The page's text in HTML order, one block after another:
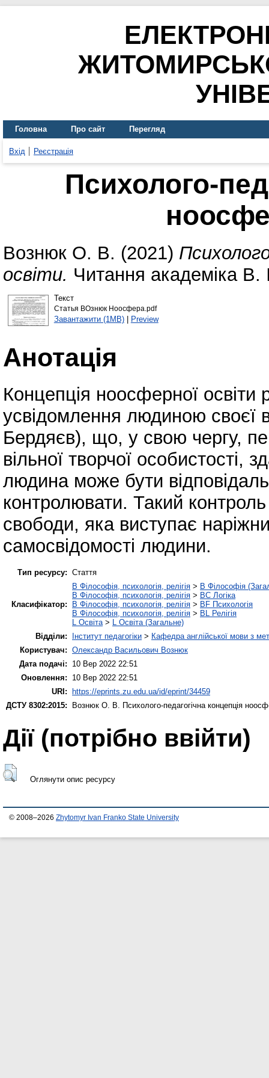
Головна Про сайт Перегляд
Вхід Реєстрація
Психолого-
Вознюк О. В. (2021)
освіти. Читання академіка В.
Текст
Статья ВОзнюк Ноосфера.pdf
Завантажити (1MB)| Preview
Анотація
Концепція ноосферної освіти
усвідомлення людиною своєї
Бердяєв), що, у свою чергу,
вільної творчої особистості,
людина може бути
контролювати. Такий
свободи, яка виступає
самосвідомості людини.
Тип ресурсу: Стаття
Класифікатор:
B Філософія, психологія, релігія > B Філософія
B Філософія, психологія, релігія > BC Логіка
B Філософія, психологія, релігія > BF Психологія
B Філософія, психологія, релігія > BL Релігія
L Освіта > L Освіта (Загальне)
Відділи:
Інститут педагогіки > Кафедра англійської мови з
Користувач: Олександр Васильович Вознюк
Дата подачі:
10 Вер 2022 22:51
Оновлення:
10 Вер 2022 22:51
URI: https://eprints.zu.edu.ua/id/eprint/34459
ДСТУ 8302:2015:
Вознюк О. В. Психолого-педагогічна концепція
Дії ​​(потрібно ввійти)
Оглянути опис ресурсу
© 2008–2026 Zhytomyr Ivan Franko State University